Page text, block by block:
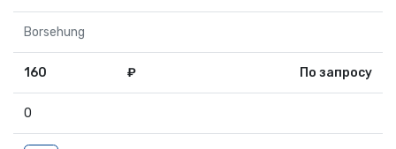
Borsehung
160 ₽ По запросу
0